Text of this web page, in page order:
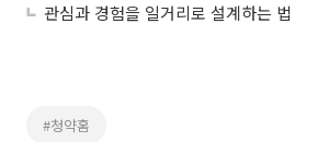
관심과 경험을 일거리로 설계하는 법
#청약홈